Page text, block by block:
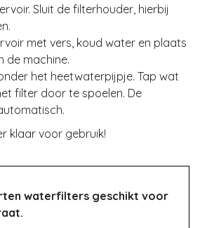
Sluit de filterhouder, hierbij
met vers, koud water en plaats
de machine.
het heetwaterpijpje. Tap wat
filter door te spoelen. De
klaar voor gebruik!
waterfilters geschikt voor